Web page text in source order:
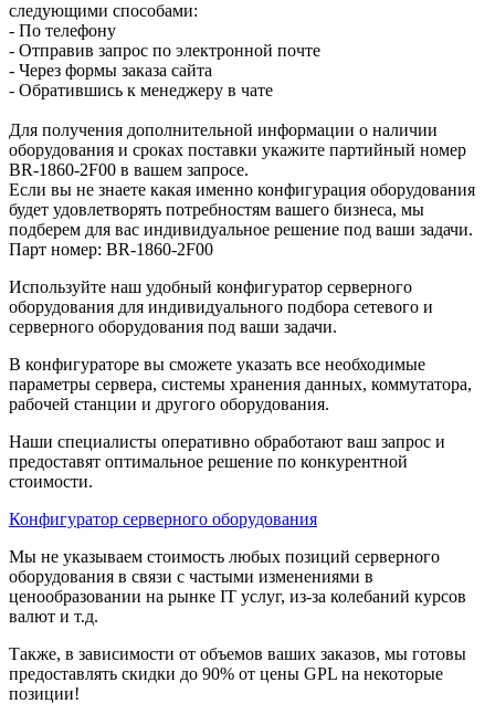
следующими способами:
- По телефону
- Отправив запрос по электронной почте
- Через формы заказа сайта
- Обратившись к менеджеру в чате
Для получения дополнительной информации о наличии
оборудования и сроках поставки укажите партийный номер
BR-1860-2F00 в вашем запросе.
Если вы не знаете какая именно конфигурация оборудования
будет удовлетворять потребностям вашего бизнеса, мы
подберем для вас индивидуальное решение под ваши задачи.
Парт номер: BR-1860-2F00
Используйте наш удобный конфигуратор серверного
оборудования для индивидуального подбора сетевого и
серверного оборудования под ваши задачи.
В конфигураторе вы сможете указать все необходимые
параметры сервера, системы хранения данных, коммутатора,
рабочей станции и другого оборудования.
Наши специалисты оперативно обработают ваш запрос и
предоставят оптимальное решение по конкурентной
стоимости.
Конфигуратор серверного оборудования
Мы не указываем стоимость любых позиций серверного
оборудования в связи с частыми изменениями в
ценообразовании на рынке IT услуг, из-за колебаний курсов
валют и т.д.
Также, в зависимости от объемов ваших заказов, мы готовы
предоставлять скидки до 90% от цены GPL на некоторые
позиции!